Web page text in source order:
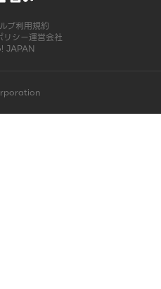
プ利用規約
リシー運営会社
JAPAN
した | LINE占い